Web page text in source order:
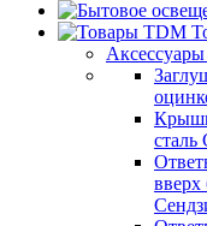
сталь
вверх